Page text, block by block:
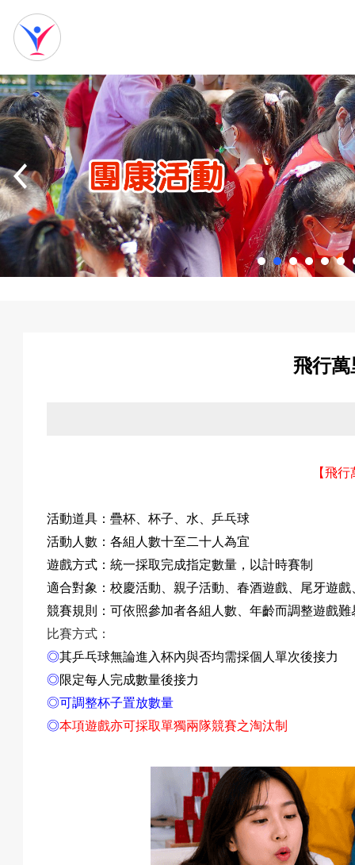
網
站
首
我
們
活
飛行
【飛行
活動道具：疊杯、杯子、水、乒乓球
活動人數：各組人數十至二十人為宜
遊戲方式：統一採取完成指定數量，以計時賽制
適合對象：校慶活動、親子活動、春酒遊戲、尾牙遊
競賽規則：可依照參加者各組人數 、年齡而調整遊戲
比賽方式：
◎其乒乓球無論進入杯內與否均需採個人單次後接力
◎限定每人完成數量後接力
◎可調整杯子置放數量
◎本項遊戲亦可採取單獨兩隊競賽之淘汰制